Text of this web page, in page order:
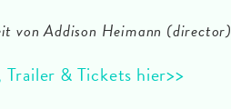
von Addison Heimann (director)
& Tickets hier>>